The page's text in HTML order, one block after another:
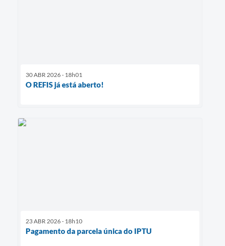
30 ABR 2026 - 18h01
O REFIS já está aberto!
23 ABR 2026 - 18h10
Pagamento da parcela única do IPTU